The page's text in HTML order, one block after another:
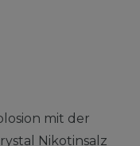
mit der
Nikotinsalz